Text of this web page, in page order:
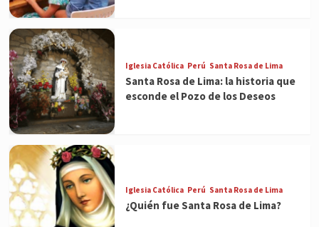
Iglesia Católica Perú Santa Rosa de Lima
Santa Rosa de Lima: la historia que
esconde el Pozo de los Deseos
Iglesia Católica Perú Santa Rosa de Lima
¿Quién fue Santa Rosa de Lima?